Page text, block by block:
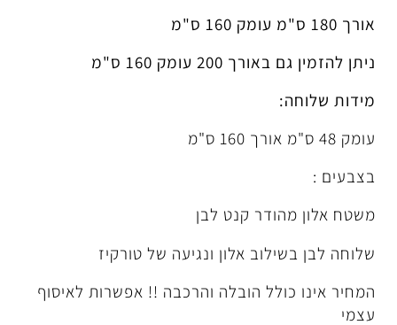
עומק 160 ס"מ
קנט לבן
אלון ונגיעה של טורקיז
הובלה והרכבה !! אפשרות לאיסוף